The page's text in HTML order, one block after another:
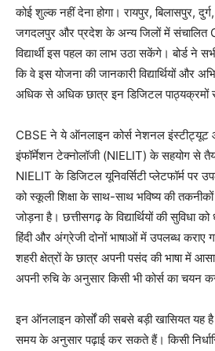
कोई शुल्क नहीं देना होगा। रायपुर, बिलासपुर,
जगदलपुर और प्रदेश के अन्य जिलों में संचालित
विद्यार्थी इस पहल का लाभ उठा सकेंगे। बोर्ड ने
कि वे इस योजना की जानकारी विद्यार्थियों और
अधिक से अधिक छात्र इन डिजिटल
CBSE ने ये ऑनलाइन कोर्स नेशनल इंस्टीट्यूट
इंफॉर्मेशन टेक्नोलॉजी (NIELIT) के सहयोग से
NIELIT के डिजिटल यूनिवर्सिटी प्लेटफॉर्म पर
को स्कूली शिक्षा के साथ-साथ भविष्य की
जोड़ना है। छत्तीसगढ़ के विद्यार्थियों की सुविधा
हिंदी और अंग्रेजी दोनों भाषाओं में उपलब्ध
शहरी क्षेत्रों के छात्र अपनी पसंद की भाषा में
अपनी रुचि के अनुसार किसी भी कोर्स का चयन
इन ऑनलाइन कोर्सों की सबसे बड़ी खासियत यह
समय के अनुसार पढ़ाई कर सकते हैं। किसी